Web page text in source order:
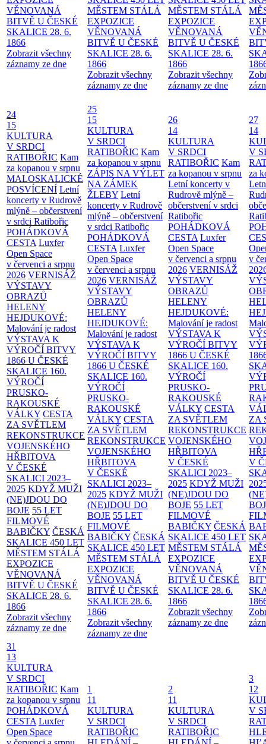
VĚNOVANÁ
BITVĚ U ČESKÉ
SKALICE 28. 6.
1866
Zobrazit všechny
záznamy ze dne
MĚSTEM STÁLÁ
EXPOZICE
VĚNOVANÁ
BITVĚ U ČESKÉ
SKALICE 28. 6.
1866
Zobrazit všechny
záznamy ze dne
MĚSTEM STÁLÁ
EXPOZICE
VĚNOVANÁ
BITVĚ U ČESKÉ
SKALICE 28. 6.
1866
Zobrazit všechny
záznamy ze dne
24
15
KULTURA
V SRDCI
RATIBOŘIC Kam
za kopanou v srpnu
MALOSKALICKÉ
POSVÍCENÍ Letní
koncerty v Rudrově
mlýně – občerstvení
v srdci Ratibořic
POHÁDKOVÁ
CESTA Luxfer
Open Space
v červenci a srpnu
2026 VERNISÁŽ
VÝSTAVY
OBRAZŮ
HELENY
HEJDUKOVÉ:
Malování je radost
VÝSTAVA K
VÝROČÍ BITVY
1866 U ČESKÉ
SKALICE 160.
VÝROČÍ
PRUSKO-
RAKOUSKÉ
VÁLKY CESTA
ZA SVĚTLEM
REKONSTRUKCE
VOJENSKÉHO
HŘBITOVA
V ČESKÉ
SKALICI 2023–
2025 KDYŽ MUŽI
(NE)JDOU DO
BOJE 55 LET
FILMOVÉ
BABIČKY ČESKÁ
SKALICE 450 LET
MĚSTEM STÁLÁ
EXPOZICE
VĚNOVANÁ
BITVĚ U ČESKÉ
SKALICE 28. 6.
1866
Zobrazit všechny
záznamy ze dne
25
15
KULTURA
V SRDCI
RATIBOŘIC Kam
za kopanou v srpnu
ZÁPIS NA VÝLET
NA ZÁMEK
ŽLEBY Letní
koncerty v Rudrově
mlýně – občerstvení
v srdci Ratibořic
POHÁDKOVÁ
CESTA Luxfer
Open Space
v červenci a srpnu
2026 VERNISÁŽ
VÝSTAVY
OBRAZŮ
HELENY
HEJDUKOVÉ:
Malování je radost
VÝSTAVA K
VÝROČÍ BITVY
1866 U ČESKÉ
SKALICE 160.
VÝROČÍ
PRUSKO-
RAKOUSKÉ
VÁLKY CESTA
ZA SVĚTLEM
REKONSTRUKCE
VOJENSKÉHO
HŘBITOVA
V ČESKÉ
SKALICI 2023–
2025 KDYŽ MUŽI
(NE)JDOU DO
BOJE 55 LET
FILMOVÉ
BABIČKY ČESKÁ
SKALICE 450 LET
MĚSTEM STÁLÁ
EXPOZICE
VĚNOVANÁ
BITVĚ U ČESKÉ
SKALICE 28. 6.
1866
Zobrazit všechny
záznamy ze dne
26
14
KULTURA
V SRDCI
RATIBOŘIC Kam
za kopanou v srpnu
Letní koncerty v
Rudrově mlýně –
občerstvení v srdci
Ratibořic
POHÁDKOVÁ
CESTA Luxfer
Open Space
v červenci a srpnu
2026 VERNISÁŽ
VÝSTAVY
OBRAZŮ
HELENY
HEJDUKOVÉ:
Malování je radost
VÝSTAVA K
VÝROČÍ BITVY
1866 U ČESKÉ
SKALICE 160.
VÝROČÍ
PRUSKO-
RAKOUSKÉ
VÁLKY CESTA
ZA SVĚTLEM
REKONSTRUKCE
VOJENSKÉHO
HŘBITOVA
V ČESKÉ
SKALICI 2023–
2025 KDYŽ MUŽI
(NE)JDOU DO
BOJE 55 LET
FILMOVÉ
BABIČKY ČESKÁ
SKALICE 450 LET
MĚSTEM STÁLÁ
EXPOZICE
VĚNOVANÁ
BITVĚ U ČESKÉ
SKALICE 28. 6.
1866
Zobrazit všechny
záznamy ze dne
27
14
V
za
v
ZA
V
31
13
KULTURA
V SRDCI
RATIBOŘIC Kam
za kopanou v srpnu
POHÁDKOVÁ
CESTA Luxfer
Open Space
1
11
KULTURA
V SRDCI
RATIBOŘIC
2
11
KULTURA
V SRDCI
RATIBOŘIC
3
12
V